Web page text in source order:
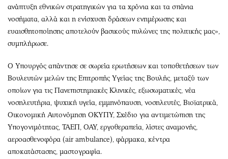
ανάπτυξη εθνικών στρατηγικών για τα χρόνια και τα σπάνια
νοσήματα, αλλά και η ενίσχυση δράσεων ενημέρωσης και
ευαισθητοποίησης αποτελούν βασικούς πυλώνες της πολιτικής μας»,
συμπλήρωσε.
Ο Υπουργός απάντησε σε σωρεία ερωτήσεων και τοποθετήσεων των
Βουλευτών μελών της Επιτροπής Υγείας της Βουλής, μεταξύ των
οποίων για τις Πανεπιστημιακές Κλινικές, εξωσωματικές, νέα
νοσηλευτήρια, ψυχική υγεία, εμμηνόπαυση, νοσηλευτές, Βιοϊατρικά,
Οικονομική Αυτονόμηση ΟΚΥΠΥ, Σχέδιο για αντιμετώπιση της
Υπογονιμότητας, ΤΑΕΠ, ΟΑΥ, εργοθεραπεία, λίστες αναμονής,
αεροασθενοφόρα (air ambulance), φάρμακα, κέντρα
αποκατάστασης, μαστογραφία.